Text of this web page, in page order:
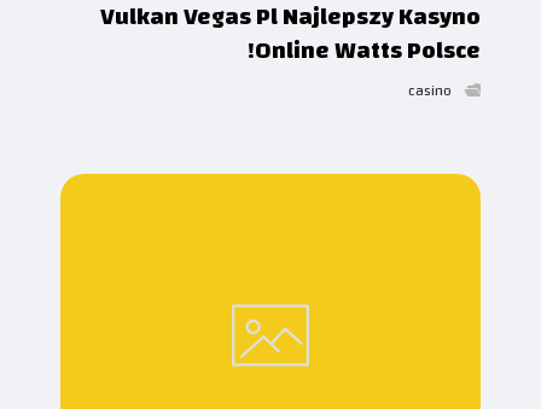
Vulkan Vegas Pl Najlepszy Kasyno
Online Watts Polsce!
casino